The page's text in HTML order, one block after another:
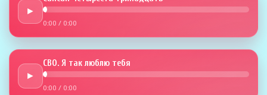
►
0:00 / 0:00
►
СВО. Я так люблю тебя
0:00 / 0:00